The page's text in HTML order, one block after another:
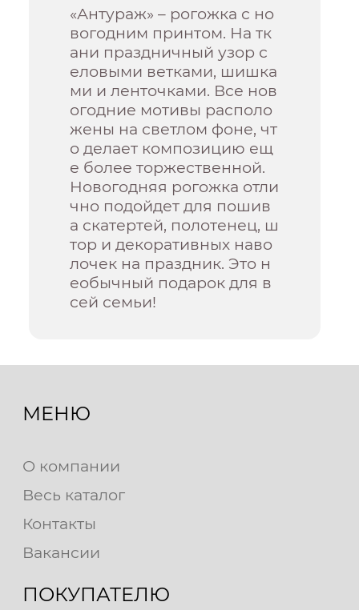
«Антураж» – рогожка с но
вогодним принтом. На тк
ани праздничный узор с
еловыми ветками, шишка
ми и ленточками. Все нов
огодние мотивы располо
жены на светлом фоне, чт
о делает композицию ещ
е более торжественной.
Новогодняя рогожка отли
чно подойдет для пошив
а скатертей, полотенец, ш
тор и декоративных наво
лочек на праздник. Это н
еобычный подарок для в
сей семьи!
МЕНЮ
О компании
Весь каталог
Контакты
Вакансии
ПОКУПАТЕЛЮ